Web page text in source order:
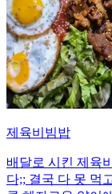
제육비빔밥
배달로 시킨 제육
다;; 결국 다 못 먹